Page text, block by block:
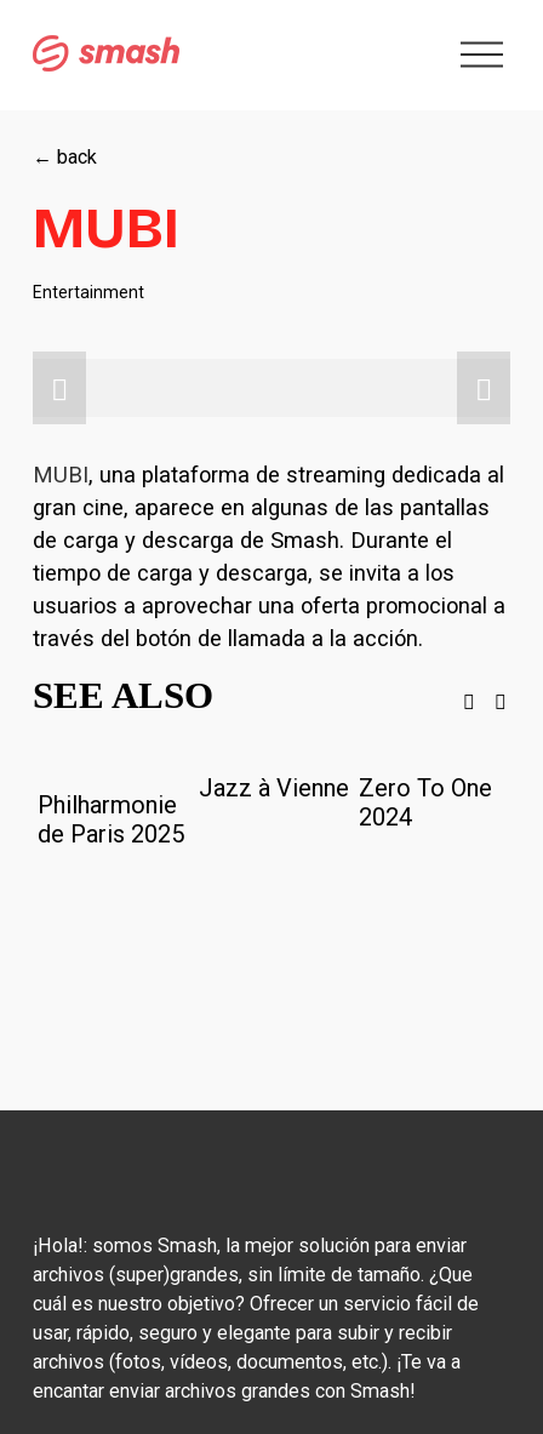
A
b
MUBI
← back
Entertainment
MUBI, una plataforma de streaming dedicada al
gran cine, aparece en algunas de las pantallas
de carga y descarga de Smash. Durante el
tiempo de carga y descarga, se invita a los
usuarios a aprovechar una oferta promocional a
través del botón de llamada a la acción.
SEE ALSO
Philharmonie
de Paris 2025
Jazz à Vienne Zero To One
2024
¡Hola!: somos Smash, la mejor solución para enviar
archivos (super)grandes, sin límite de tamaño. ¿Que
cuál es nuestro objetivo? Ofrecer un servicio fácil de
usar, rápido, seguro y elegante para subir y recibir
archivos (fotos, vídeos, documentos, etc.). ¡Te va a
encantar enviar archivos grandes con Smash!